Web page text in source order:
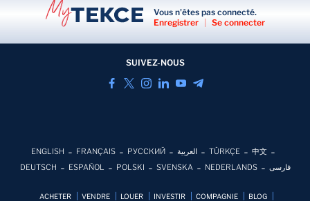
Vous n'êtes pas connecté.
Enregistrer
| Se connecter
SUIVEZ-NOUS
ENGLISH FRANÇAIS РУССКИЙ العربية TÜRKÇE
中文
DEUTSCH
ESPAÑOL POLSKI SVENSKA NEDERLANDS فارسی
ACHETER VENDRE LOUER INVESTIR COMPAGNIE
BLOG